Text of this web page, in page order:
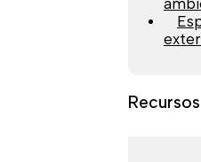
Recursos